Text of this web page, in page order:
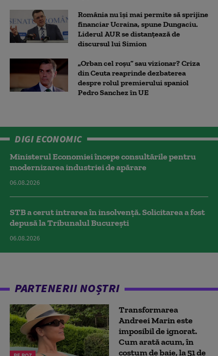
România nu își mai permite să sprijine
financiar Ucraina, spune Dungaciu.
Liderul AUR se distanțează de
discursul lui Simion
„Orban cel roșu” sau vizionar? Criza
din Ceuta reaprinde dezbaterea
despre rolul premierului spaniol
Pedro Sanchez în UE
DIGI ECONOMIC
Ministerul Economiei începe consultările pentru
modernizarea industriei de apărare
06.08.2026
STB a cerut intrarea în insolvență. Solicitarea a fost
depusă la Tribunalul București
06.08.2026
PARTENERII NOȘTRI
Transformarea
Andreei Marin este
imposibil de ignorat.
Cum arată acum, în
costum de baie, la 51 de